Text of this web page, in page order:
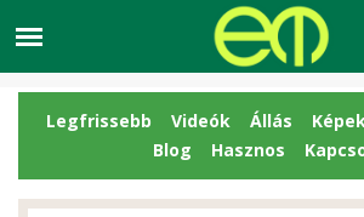
Legfrissebb Videók Állás
Blog
Hasznos